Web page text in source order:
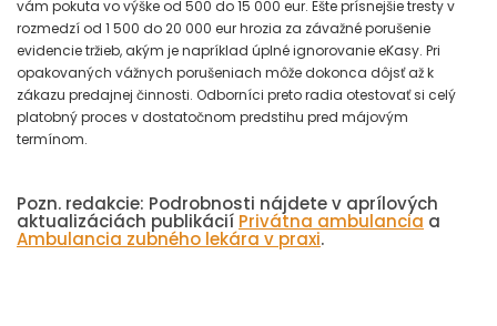
vám pokuta vo výške od 500 do 15 000 eur. Ešte prísnejšie tresty v
rozmedzí od 1 500 do 20 000 eur hrozia za závažné porušenie
evidencie tržieb, akým je napríklad úplné ignorovanie eKasy. Pri
opakovaných vážnych porušeniach môže dokonca dôjsť až k
zákazu predajnej činnosti. Odborníci preto radia otestovať si celý
platobný proces v dostatočnom predstihu pred májovým
termínom.
Pozn. redakcie: Podrobnosti nájdete v aprílových
aktualizáciách publikácií Privátna ambulancia a
Ambulancia zubného lekára v praxi.